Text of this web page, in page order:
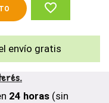
favorite_border
envío gratis
24 horas (sin